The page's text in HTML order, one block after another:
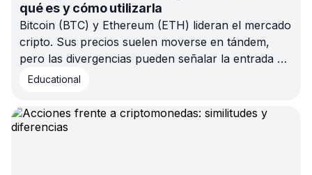
qué es y cómo utilizarla
Bitcoin (BTC) y Ethereum (ETH) lideran el mercado
cripto. Sus precios suelen moverse en tándem,
pero las divergencias pueden señalar la entrada de
«dinero inteligente». Este patrón, llamado
trading.
Educational